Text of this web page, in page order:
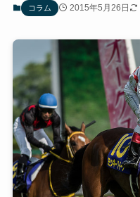
コラム 2015年5月26日